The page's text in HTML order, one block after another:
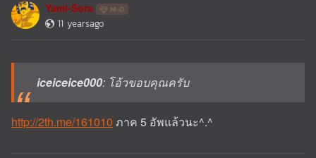
Yami-Sora M-0
11 yearsago
iceiceice000: โอ้วขอบคุณครับ
http://2th.me/161010 ภาค 5 อัพแล้วนะ^.^